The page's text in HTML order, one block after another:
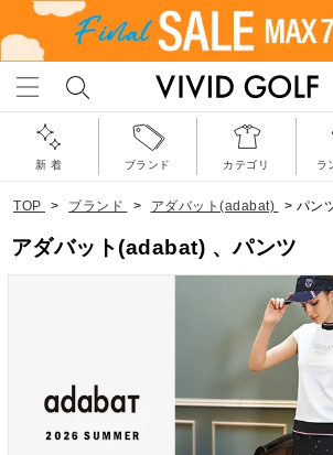
新 着 ブランド カテゴリ ラ
TOP > ブランド > アダバット(adabat) > パン
アダバット(adabat) 、パンツ